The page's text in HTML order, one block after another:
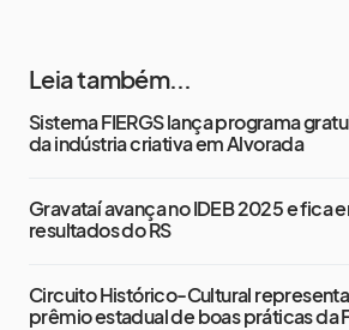
Leia também...
Sistema FIERGS lança programa
da indústria criativa em Alvorada
Gravataí avança no IDEB 2025 e fica
resultados do RS
Circuito Histórico-Cultural
prêmio estadual de boas práticas da